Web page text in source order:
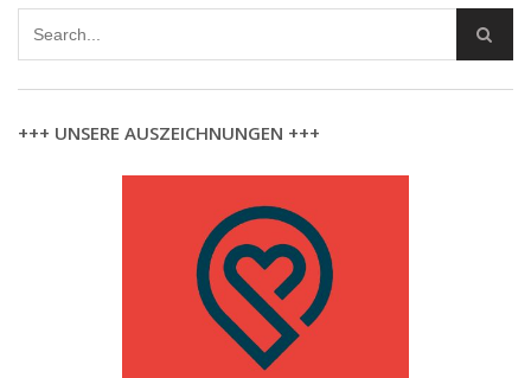
+++ UNSERE AUSZEICHNUNGEN +++